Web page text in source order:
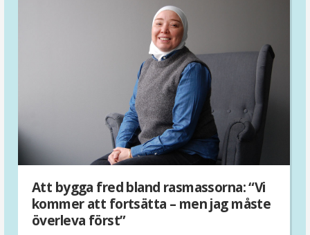
Att bygga fred bland rasmassorna: “Vi
kommer att fortsätta – men jag måste
överleva först”